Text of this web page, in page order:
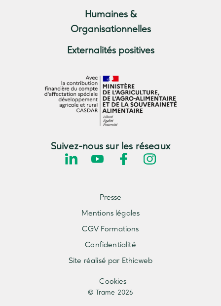
Humaines &
Organisationnelles
Externalités positives
Suivez-nous sur les réseaux
© Trame 2026
Cookies
Presse
Mentions légales
CGV Formations
Confidentialité
Site réalisé par Ethicweb